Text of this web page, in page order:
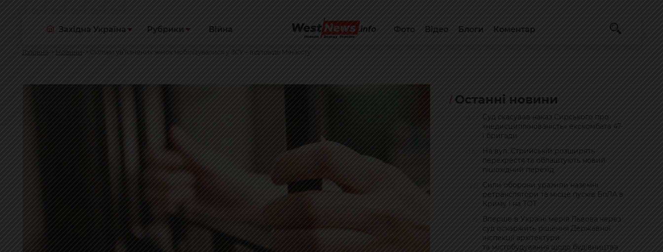
Західна Україна Рубрики Війна Фото Відео Блоги Коментар
Головна Новини Скільки ув’язнених жінок мобілізувалися у ЗСУ – відповідь Мін’юсту
Останні новини
Суд скасував наказ Сирського про
«недисциплінованість» екскомбата 47-
ї бригади
На вул. Стрийській розширять
перехрестя та облаштують новий
пішохідний перехід
Сили оборони уразили наземні
ретранслятори та місце пусків БпЛА в
Криму і на ТОТ
Вперше в Україні мерія Львова через
суд оскаржить рішення Державної
інспекції архітектури
та містобудування щодо будівництва